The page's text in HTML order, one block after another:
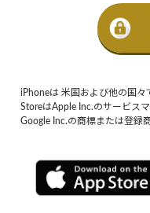
iPhoneは 米国および他の国
StoreはApple Inc.のサービス
Google Inc.の商標または登録